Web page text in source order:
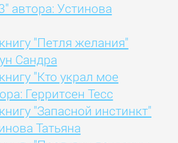
автора: Устинова
"Петля желания"
Сандра
"Кто украл мое
Герритсен Тесс
"Запасной инстинкт"
Татьяна